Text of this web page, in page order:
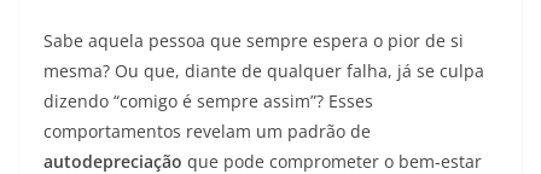
Sabe aquela pessoa que sempre espera o pior de si
mesma? Ou que, diante de qualquer falha, já se culpa
dizendo “comigo é sempre assim”? Esses
comportamentos revelam um padrão de
autodepreciação que pode comprometer o bem-estar